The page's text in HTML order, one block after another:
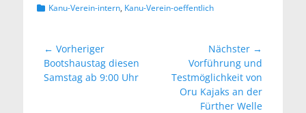
Kategorien
Kanu-Verein-intern, Kanu-Verein-oeffentlich
Beitragsnavigation
← Vorheriger
Vorheriger
Beitrag:
Bootshaustag diesen
Samstag ab 9:00 Uhr
Nächster →
Nächster
Beitrag:
Vorführung und
Testmöglichkeit von
Oru Kajaks an der
Fürther Welle